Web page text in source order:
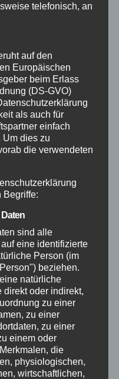
telefonisch, an
auf den
Europäischen
beim Erlass
(DS-GVO)
als auch für
einfach
Um dies zu
die verwendeten
Begriffe:
sind alle
eine identifizierte
Person (im
beziehen.
natürliche
direkt oder indirekt,
zu einer
zu einer
zu einer
einem oder
die
physiologischen,
wirtschaftlichen,